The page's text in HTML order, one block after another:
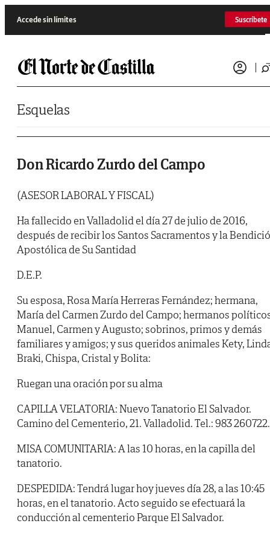
Accede sin límites Suscríbete
Esquelas
Don Ricardo Zurdo del Campo
(ASESOR LABORAL Y FISCAL)
Ha fallecido en Valladolid el día 27 de julio de 2016,
después de recibir los Santos Sacramentos y la
Apostólica de Su Santidad
D.E.P.
Su esposa, Rosa María Herreras Fernández; hermana,
María del Carmen Zurdo del Campo; hermanos
Manuel, Carmen y Augusto; sobrinos, primos y demás
familiares y amigos; y sus queridos animales Kety,
Braki, Chispa, Cristal y Bolita:
Ruegan una oración por su alma
CAPILLA VELATORIA: Nuevo Tanatorio El Salvador.
Camino del Cementerio, 21. Valladolid. Tel.: 983 260722.
MISA COMUNITARIA: A las 10 horas, en la capilla del
tanatorio.
DESPEDIDA: Tendrá lugar hoy jueves día 28, a las 10:45
horas, en el tanatorio. Acto seguido se efectuará la
conducción al cementerio Parque El Salvador.